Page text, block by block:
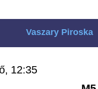
Vaszary Piroska
12:35